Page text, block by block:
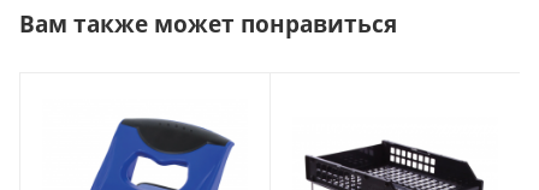
Вам также может понравиться